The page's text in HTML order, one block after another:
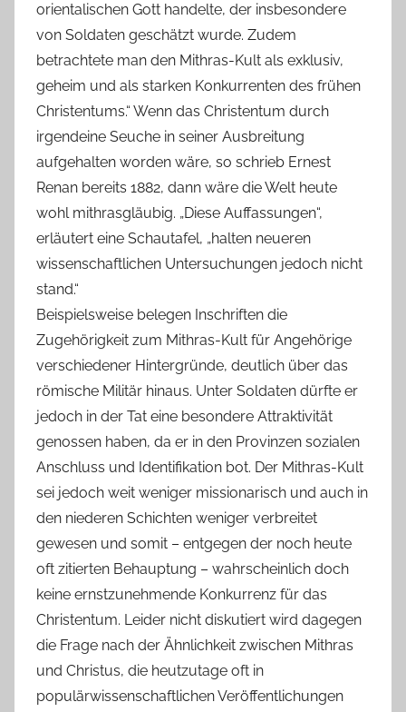
orientalischen Gott handelte, der insbesondere
von Soldaten geschätzt wurde. Zudem
betrachtete man den Mithras-Kult als exklusiv,
geheim und als starken Konkurrenten des frühen
Christentums.“ Wenn das Christentum durch
irgendeine Seuche in seiner Ausbreitung
aufgehalten worden wäre, so schrieb Ernest
Renan bereits 1882, dann wäre die Welt heute
wohl mithrasgläubig. „Diese Auffassungen“,
erläutert eine Schautafel, „halten neueren
wissenschaftlichen Untersuchungen jedoch nicht
stand.“
Beispielsweise belegen Inschriften die
Zugehörigkeit zum Mithras-Kult für Angehörige
verschiedener Hintergründe, deutlich über das
römische Militär hinaus. Unter Soldaten dürfte er
jedoch in der Tat eine besondere Attraktivität
genossen haben, da er in den Provinzen sozialen
Anschluss und Identifikation bot. Der Mithras-Kult
sei jedoch weit weniger missionarisch und auch in
den niederen Schichten weniger verbreitet
gewesen und somit – entgegen der noch heute
oft zitierten Behauptung – wahrscheinlich doch
keine ernstzunehmende Konkurrenz für das
Christentum. Leider nicht diskutiert wird dagegen
die Frage nach der Ähnlichkeit zwischen Mithras
und Christus, die heutzutage oft in
populärwissenschaftlichen Veröffentlichungen